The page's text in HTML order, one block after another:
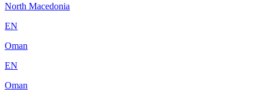
North Macedonia
EN
Oman
EN
Oman